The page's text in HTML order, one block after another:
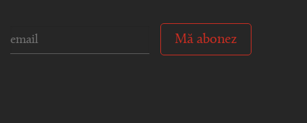
Mă abonez